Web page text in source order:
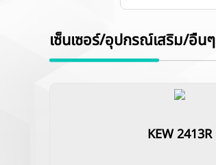
เซ็นเซอร์/อุปกรณ์เสริม/อื่นๆ
KEW 2413R